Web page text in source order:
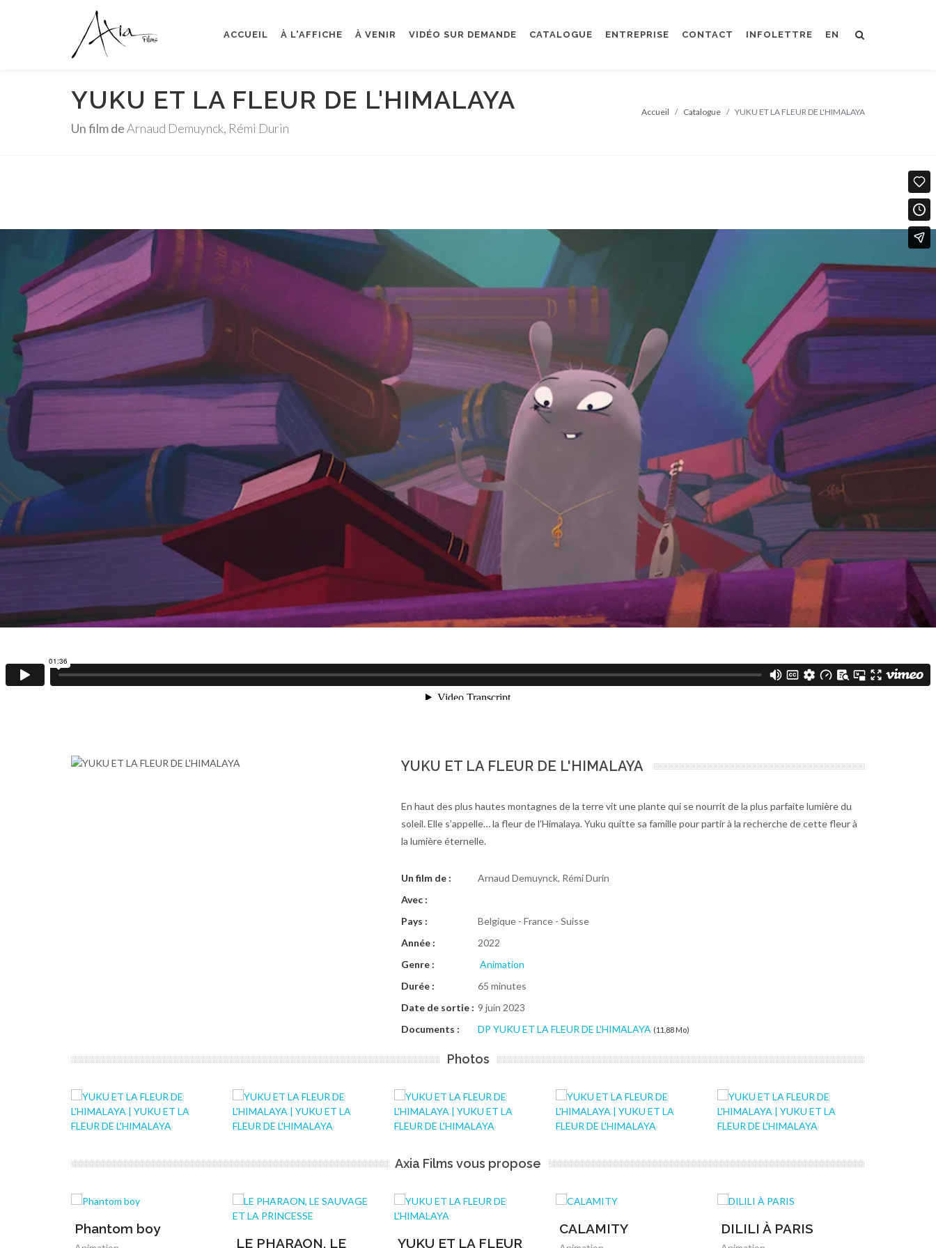
ACCUEIL À L'AFFICHE À VENIR VIDÉO SUR DEMANDE CATALOGUE ENTREPRISE CONTACT INFOLETTRE EN
YUKU ET LA FLEUR DE L'HIMALAYA
Un film deArnaud Demuynck, Rémi Durin
Accueil Catalogue YUKU ET LA FLEUR DE L'HIMALAYA
YUKU ET LA FLEUR DE L'HIMALAYA
En haut des plus hautes montagnes de la terre vit une plante qui se nourrit de la plus parfaite lumière du
soleil. Elle s’appelle… la fleur de l’Himalaya. Yuku quitte sa famille pour partir à la recherche de cette fleur à
la lumière éternelle.
Un film de :
Arnaud Demuynck, Rémi Durin
Avec :
Pays :
Belgique - France - Suisse
Année :
2022
Genre :
Animation
Durée :
65 minutes
Date de sortie : 9 juin 2023
Documents :
DP YUKU ET LA FLEUR DE L'HIMALAYA (11,88 Mo)
Photos
Axia Films vous propose
Phantom boy
LE PHARAON, LE YUKU ET LA FLEUR
CALAMITY DILILI À PARIS